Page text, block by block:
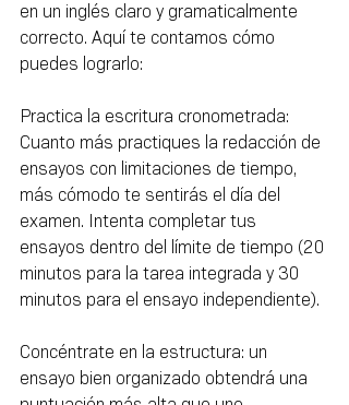
en un inglés claro y gramaticalmente
correcto. Aquí te contamos cómo
puedes lograrlo:
Practica la escritura cronometrada:
Cuanto más practiques la redacción de
ensayos con limitaciones de tiempo,
más cómodo te sentirás el día del
examen. Intenta completar tus
ensayos dentro del límite de tiempo (20
minutos para la tarea integrada y 30
minutos para el ensayo independiente).
Concéntrate en la estructura: un
ensayo bien organizado obtendrá una